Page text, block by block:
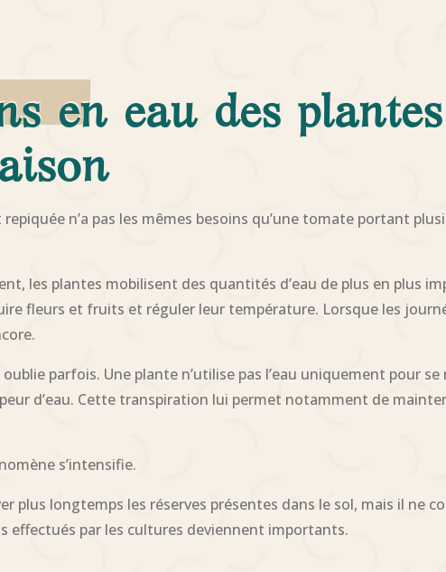
en eau des
n’a pas les mêmes besoins qu’une tomate portant
les plantes mobilisent des quantités d’eau de plus en plus
fleurs et fruits et réguler leur température. Lorsque les
oublie parfois. Une plante n’utilise pas l’eau uniquement pour
d’eau. Cette transpiration lui permet notamment de
s’intensifie.
plus longtemps les réserves présentes dans le sol, mais il ne
effectués par les cultures deviennent importants.